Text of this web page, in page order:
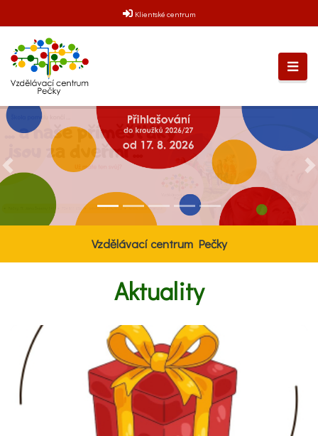
Klientské centrum
Předchozí
Vzdělávací centrum Pečky
Aktuality